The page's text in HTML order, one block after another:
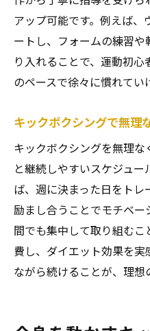
る理由
ストレス発散に最適
活用術
キックボクシン
宮町でキックボ
気分転換におす
慣
メンタル面もサ
グ
日常に取り入れ
法
ストレス解消し
アップ可能です。例えば
ートし、フォームの練習
り入れることで、運動初
のペースで徐々に慣れてい
キックボクシングで無理
キックボクシングを無理
と継続しやすいスケジュ
ば、週に決まった日をト
励まし合うことでモチベ
間でも集中して取り組む
費し、ダイエット効果を
ながら続けることが、理想